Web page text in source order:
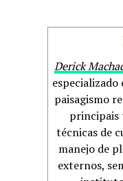
Derick
paisagismo
principais
técnicas de
manejo de
externos,